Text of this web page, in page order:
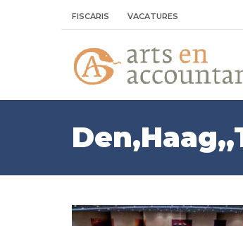
FISCARIS VACATURES